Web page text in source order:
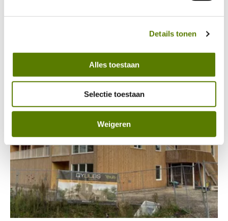
persoonsgegevens omgaan.
Details tonen
Alles toestaan
Selectie toestaan
Weigeren